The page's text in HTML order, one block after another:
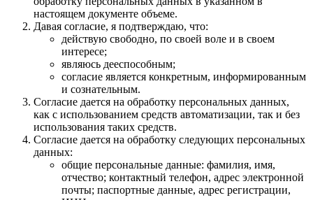
настоящем документе объеме.
Давая согласие, я подтверждаю, что:
действую свободно, по своей воле и в своем
интересе;
являюсь дееспособным;
согласие является конкретным, информированным
и сознательным.
Согласие дается на обработку персональных данных,
как с использованием средств автоматизации, так и без
использования таких средств.
Согласие дается на обработку следующих персональных
данных:
общие персональные данные: фамилия, имя,
отчество; контактный телефон, адрес электронной
почты; паспортные данные, адрес регистрации,